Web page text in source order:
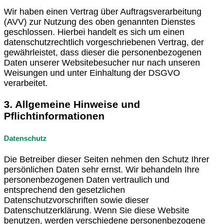
Wir haben einen Vertrag über Auftragsverarbeitung
(AVV) zur Nutzung des oben genannten Dienstes
geschlossen. Hierbei handelt es sich um einen
datenschutzrechtlich vorgeschriebenen Vertrag, der
gewährleistet, dass dieser die personenbezogenen
Daten unserer Websitebesucher nur nach unseren
Weisungen und unter Einhaltung der DSGVO
verarbeitet.
3. Allgemeine Hinweise und
Pflichtinformationen
Datenschutz
Die Betreiber dieser Seiten nehmen den Schutz Ihrer
persönlichen Daten sehr ernst. Wir behandeln Ihre
personenbezogenen Daten vertraulich und
entsprechend den gesetzlichen
Datenschutzvorschriften sowie dieser
Datenschutzerklärung. Wenn Sie diese Website
benutzen, werden verschiedene personenbezogene